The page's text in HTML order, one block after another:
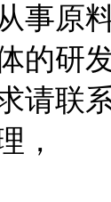
事原
的研
请联
，